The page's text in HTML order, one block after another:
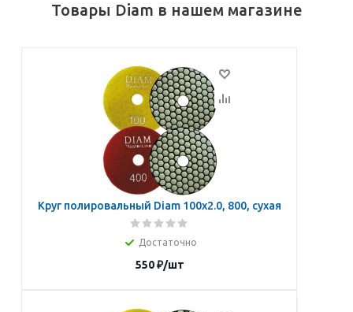
Товары Diam в нашем магазине
Круг полировальный Diam 100х2.0, 800, сухая
Достаточно
550₽/шт